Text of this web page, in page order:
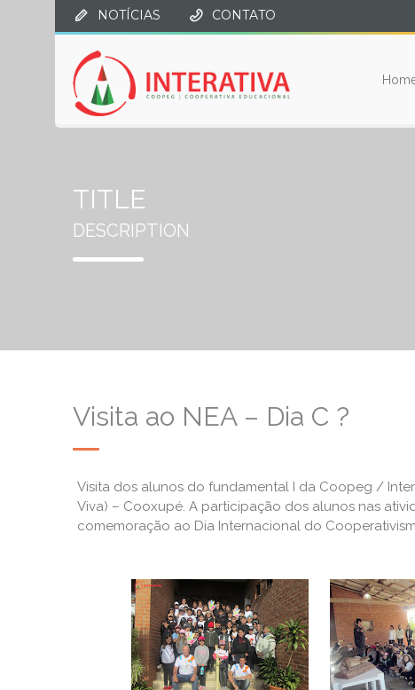
NOTÍCIAS · CONTATO
TITLE
DESCRIPTION
Visita ao NEA – Dia C ?
Visita dos alunos do fundamental I da Coopeg /
Viva) – Cooxupé. A participação dos alunos nas
comemoração ao Dia Internacional do